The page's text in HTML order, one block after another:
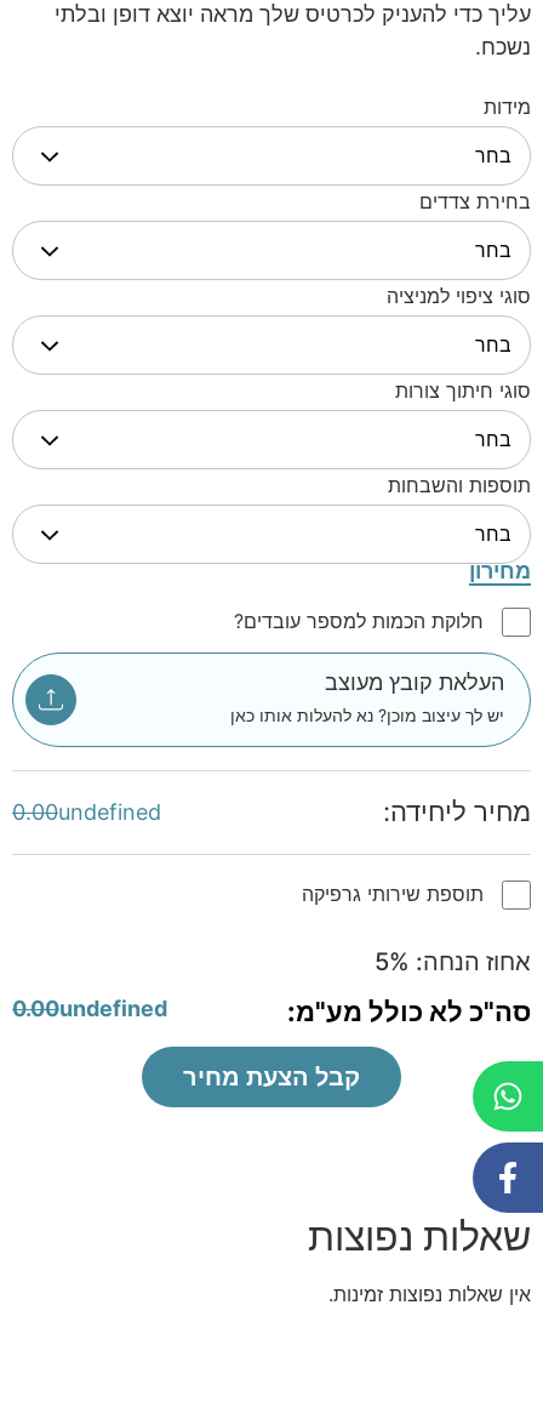
עליך כדי להעניק לכרטיס שלך מראה יוצא דופן ובלתי
נשכח.
מידות
בחירת צדדים
סוגי ציפוי למניציה
סוגי חיתוך צורות
תוספות והשבחות
מחירון
חלוקת הכמות למספר עובדים?
העלאת קובץ מעוצב
יש לך עיצוב מוכן? נא להעלות אותו כאן
מחיר ליחידה: 0.00undefined
תוספת שירותי גרפיקה
אחוז הנחה: 5%
סה"כ לא כולל מע"מ: 0.00undefined
קבל הצעת מחיר
שאלות נפוצות
אין שאלות נפוצות זמינות.